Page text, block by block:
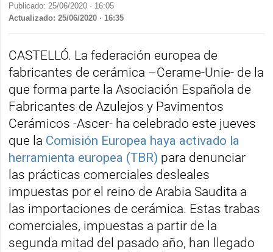
Publicado: 25/06/2020 · 16:05
Actualizado: 25/06/2020 · 16:35
CASTELLÓ. La federación europea de
fabricantes de cerámica –Cerame-Unie- de la
que forma parte la Asociación Española de
Fabricantes de Azulejos y Pavimentos
Cerámicos -Ascer- ha celebrado este jueves
que la Comisión Europea haya activado la
herramienta europea (TBR) para denunciar
las prácticas comerciales desleales
impuestas por el reino de Arabia Saudita a
las importaciones de cerámica. Estas trabas
comerciales, impuestas a partir de la
segunda mitad del pasado año, han llegado